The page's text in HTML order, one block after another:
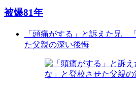
被爆81年
「頭痛がする」と訴えた兄
た父親の深い後悔